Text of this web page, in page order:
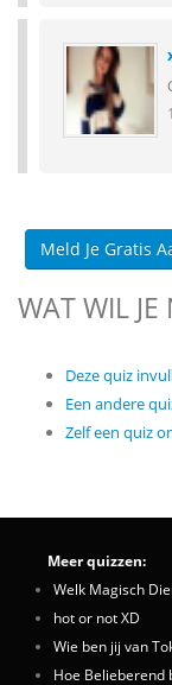
Meld Je Gratis
WAT WIL
Deze quiz
Een andere
Zelf een quiz
Meer quizzen:
Welk Magisch
hot or not XD
Wie ben jij van
Hoe Belieberend